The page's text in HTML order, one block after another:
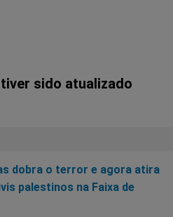
sido atualizado
dobra o terror e agora atira
palestinos na Faixa de